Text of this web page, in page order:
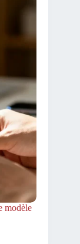
modèle